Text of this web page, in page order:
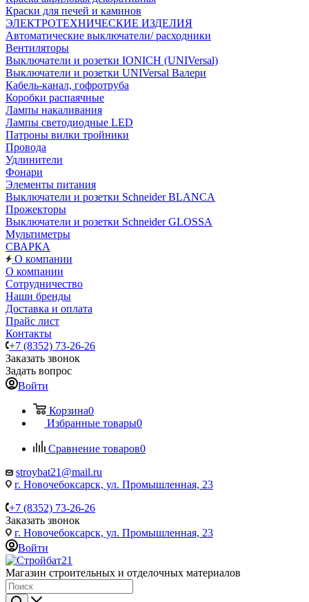
Краски для печей и каминов
ЭЛЕКТРОТЕХНИЧЕСКИЕ ИЗДЕЛИЯ
Автоматические выключатели/ расходники
Вентиляторы
Выключатели и розетки IONICH (UNIVersal)
Выключатели и розетки UNIVersal Валери
Кабель-канал, гофротруба
Коробки распаячные
Лампы накаливания
Лампы светодиодные LED
Патроны вилки тройники
Провода
Удлинители
Фонари
Элементы питания
Выключатели и розетки Schneider BLANCA
Прожекторы
Выключатели и розетки Schneider GLOSSA
Мультиметры
СВАРКА
О компании
О компании
Сотрудничество
Наши бренды
Доставка и оплата
Прайс лист
Контакты
+7 (8352) 73-26-26
Заказать звонок
Задать вопрос
Войти
Корзина0
Избранные товары0
Сравнение товаров0
stroybat21@mail.ru
г. Новочебоксарск, ул. Промышленная, 23
+7 (8352) 73-26-26
Заказать звонок
г. Новочебоксарск, ул. Промышленная, 23
Войти
Магазин строительных и отделочных материалов